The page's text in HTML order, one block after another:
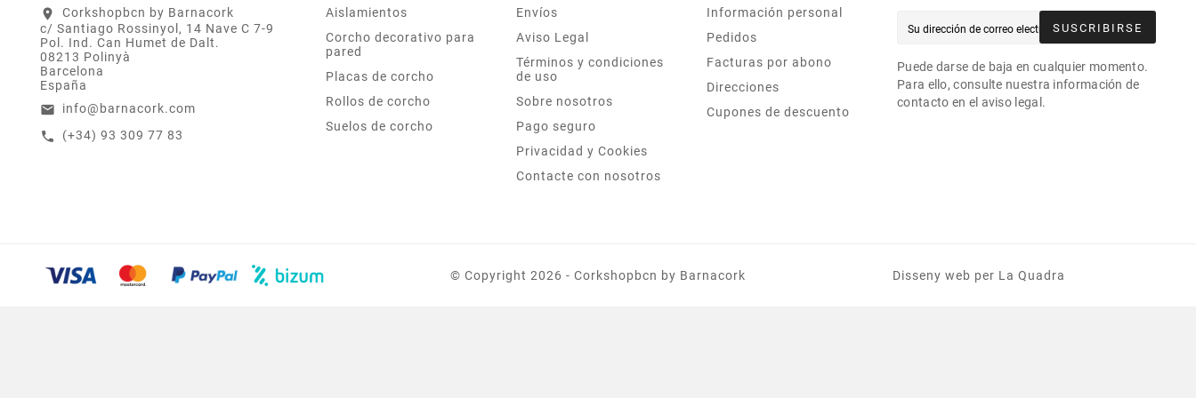
location_on
Corkshopbcn by Barnacork
c/ Santiago Rossinyol, 14 Nave C 7-9
Pol. Ind. Can Humet de Dalt.
08213 Polinyà
Barcelona
España
email info@barnacork.com
call (+34) 93 309 77 83
Aislamientos
Corcho decorativo para
pared
Placas de corcho
Rollos de corcho
Suelos de corcho
Envíos
Aviso Legal
Términos y condiciones
de uso
Sobre nosotros
Pago seguro
Privacidad y Cookies
Contacte con nosotros
Información personal
Pedidos
Facturas por abono
Direcciones
Cupones de descuento
SUSCRIBIRSE
Puede darse de baja en cualquier momento.
Para ello, consulte nuestra información de
contacto en el aviso legal.
© Copyright 2026 - Corkshopbcn by Barnacork Disseny web per La Quadra